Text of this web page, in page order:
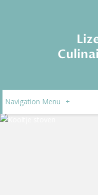
Navigation Menu +